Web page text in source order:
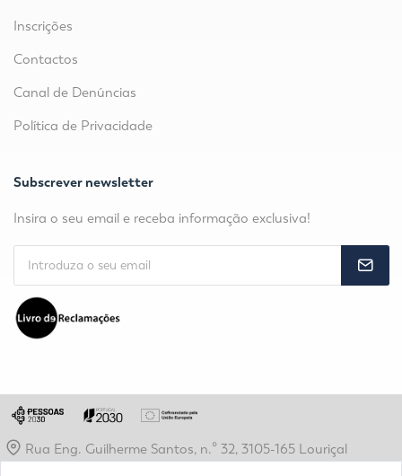
Inscrições
Contactos
Canal de Denúncias
Política de Privacidade
Subscrever newsletter
Insira o seu email e receba informação exclusiva!
Rua Eng. Guilherme Santos, n.º 32, 3105-165 Louriçal